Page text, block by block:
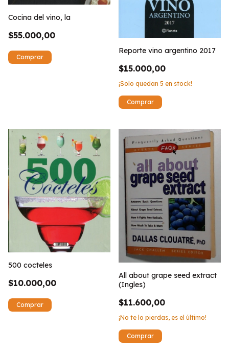
Cocina del vino, la
$55.000,00
Reporte vino argentino 2017
$15.000,00
¡Solo quedan 5 en stock!
500 cocteles
$10.000,00
All about grape seed extract
(Ingles)
$11.600,00
¡No te lo pierdas, es el último!